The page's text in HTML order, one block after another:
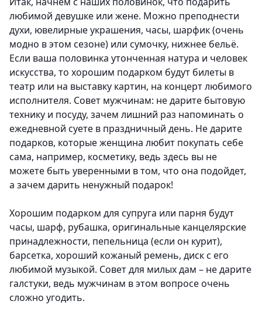
любимой девушке или жене. Можно преподнести
духи, ювелирные украшения, часы, шарфик (очень
модно в этом сезоне) или сумочку, нижнее бельё.
Если ваша половинка утонченная натура и человек
искусства, то хорошим подарком будут билеты в
театр или на выставку картин, на концерт любимого
исполнителя. Совет мужчинам: не дарите бытовую
технику и посуду, зачем лишний раз напоминать о
ежедневной суете в праздничный день. Не дарите
подарков, которые женщина любит покупать себе
сама, например, косметику, ведь здесь вы не
можете быть уверенными в том, что она подойдет,
а зачем дарить ненужный подарок!
Хорошим подарком для супруга или парня будут
часы, шарф, рубашка, оригинальные канцелярские
принадлежности, пепельница (если он курит),
барсетка, хороший кожаный ремень, диск с его
любимой музыкой. Совет для милых дам – не дарите
галстуки, ведь мужчинам в этом вопросе очень
сложно угодить.